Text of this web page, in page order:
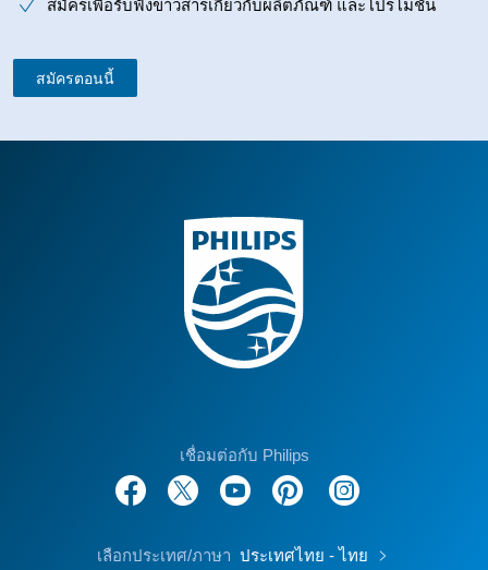
สมัครเพื่อรับฟังข่าวสารเกี่ยวกับผลิตภัณฑ์ และโปรโมชั่น
สมัครตอนนี้
เชื่อมต่อกับ Philips
เลือกประเทศ/ภาษา ประเทศไทย - ไทย